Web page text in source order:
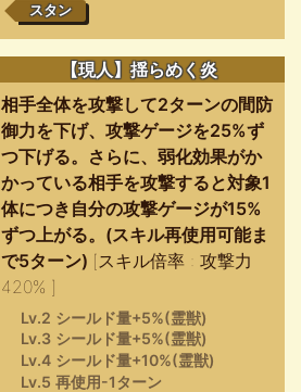
スタン
【現人】揺らめく炎
相手全体を攻撃して2ターンの間防
御力を下げ、攻撃ゲージを25%ず
つ下げる。さらに、弱化効果がか
かっている相手を攻撃すると対象1
体につき自分の攻撃ゲージが15%
ずつ上がる。(スキル再使用可能ま
で5ターン) [スキル倍率 : 攻撃力
420% ]
Lv.2 シールド量+5%(霊獣)
Lv.3 シールド量+5%(霊獣)
Lv.4 シールド量+10%(霊獣)
Lv.5 再使用-1ターン